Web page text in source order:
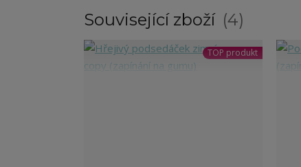
Související zboží 4
TOP produkt